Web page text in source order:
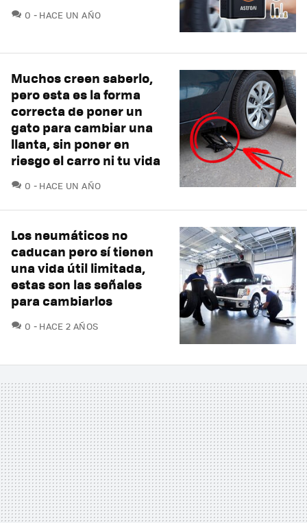
0 COMENTARIOS
HACE UN AÑO
Muchos creen saberlo,
pero esta es la forma
correcta de poner un
gato para cambiar una
llanta, sin poner en
riesgo el carro ni tu vida
0 COMENTARIOS
HACE UN AÑO
Los neumáticos no
caducan pero sí tienen
una vida útil limitada,
estas son las señales
para cambiarlos
0 COMENTARIOS
HACE 2 AÑOS